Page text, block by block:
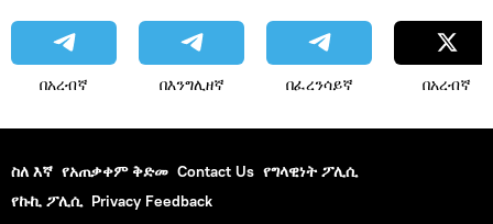
በአረብኛ በእንግሊዘኛ በፈረንሳይኛ በአረብኛ
ስለ እኛ የአጠቃቀም ቅድመ Contact Us የግላዊነት ፖሊሲ
የኩኪ ፖሊሲ Privacy Feedback